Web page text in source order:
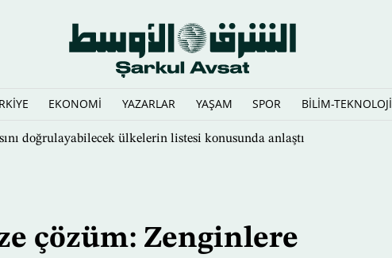
EKONOMİ YAZARLAR YAŞAM SPOR BİLİM-TEKNOLOJİ
Kahire'de yapılan arabulucular toplantısını sekteye uğratıyor
çözüm: Zenginlere